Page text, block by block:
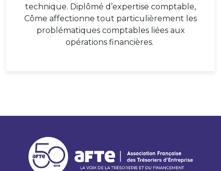
technique. Diplômé d’expertise comptable,
Côme affectionne tout particulièrement les
problématiques comptables liées aux
opérations financières.